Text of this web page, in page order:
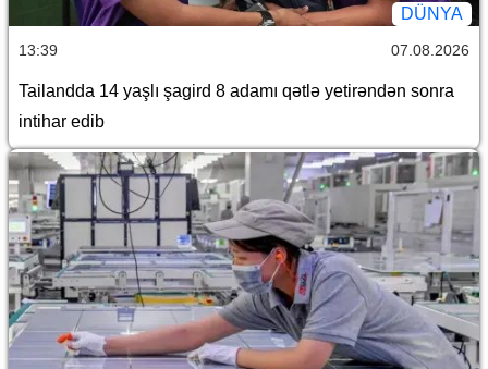
DÜNYA
13:39 07.08.2026
Tailandda 14 yaşlı şagird 8 adamı qətlə yetirəndən sonra
intihar edib